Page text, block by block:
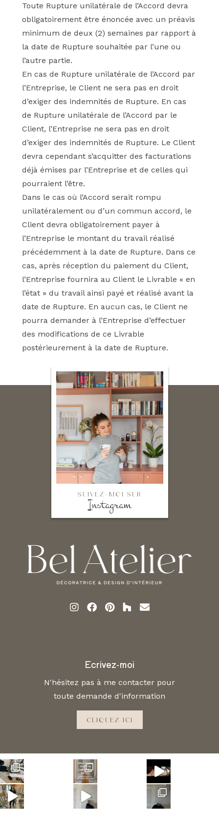
Toute Rupture unilatérale de l’Accord devra
obligatoirement être énoncée avec un préavis
minimum de deux (2) semaines par rapport à
la date de Rupture souhaitée par l’une ou
l’autre partie.
En cas de Rupture unilatérale de l’Accord par
l’Entreprise, le Client ne sera pas en droit
d’exiger des indemnités de Rupture. En cas
de Rupture unilatérale de l’Accord par le
Client, l’Entreprise ne sera pas en droit
d’exiger des indemnités de Rupture. Le Client
devra cependant s’acquitter des facturations
déjà émises par l’Entreprise et de celles qui
pourraient l’être.
Dans le cas où l’Accord serait rompu
unilatéralement ou d’un commun accord, le
Client devra obligatoirement payer à
l’Entreprise le montant du travail réalisé
précédemment à la date de Rupture. Dans ce
cas, après réception du paiement du Client,
l’Entreprise fournira au Client le Livrable « en
l’état » du travail ainsi payé et réalisé avant la
date de Rupture. En aucun cas, le Client ne
pourra demander à l’Entreprise d’effectuer
des modifications de ce Livrable
postérieurement à la date de Rupture.
SUIVEZ-MOI SUR
Instagram
Ecrivez-moi
N'hésitez pas à me contacter pour
toute demande d'information
CLIQUEZ ICI